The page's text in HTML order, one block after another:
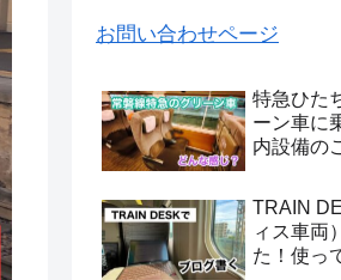
お問い合わせページ
特急ひた
ーン車に
内設備の
TRAIN
ィス車両
た！使っ